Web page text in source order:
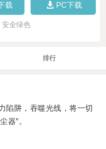
载 PC下载
安全绿色
排行
阱，吞噬光线，将一切
器”。